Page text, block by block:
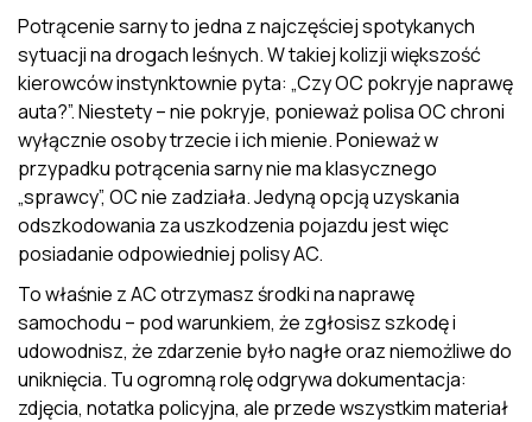
Potrącenie sarny to jedna z najczęściej spotykanych
sytuacji na drogach leśnych. W takiej kolizji większość
kierowców instynktownie pyta: „Czy OC pokryje naprawę
auta?”. Niestety – nie pokryje, ponieważ polisa OC chroni
wyłącznie osoby trzecie i ich mienie. Ponieważ w
przypadku potrącenia sarny nie ma klasycznego
„sprawcy”, OC nie zadziała. Jedyną opcją uzyskania
odszkodowania za uszkodzenia pojazdu jest więc
posiadanie odpowiedniej polisy AC.
To właśnie z AC otrzymasz środki na naprawę
samochodu – pod warunkiem, że zgłosisz szkodę i
udowodnisz, że zdarzenie było nagłe oraz niemożliwe do
uniknięcia. Tu ogromną rolę odgrywa dokumentacja:
zdjęcia, notatka policyjna, ale przede wszystkim materiał